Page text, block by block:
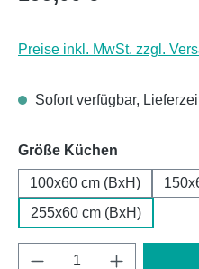
Preise inkl. MwSt. zzgl.
Sofort verfügbar,
Größe Küchen
100x60 cm (BxH)
255x60 cm (BxH)
Produkt Anzahl: